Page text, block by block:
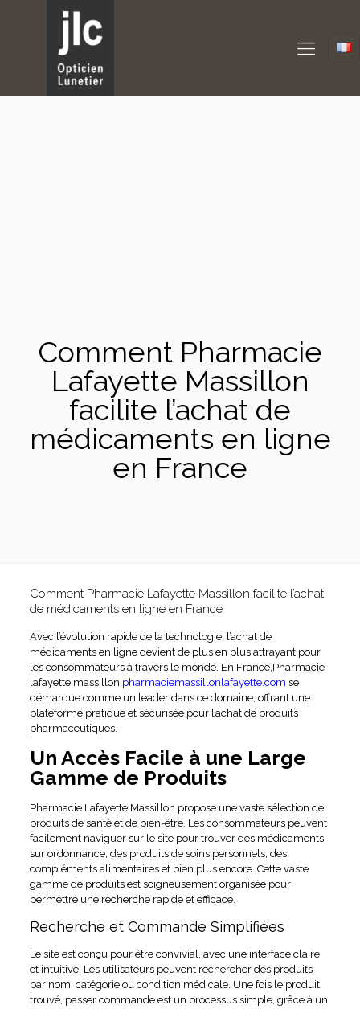
Comment Pharmacie
Lafayette Massillon
facilite l’achat de
médicaments en ligne
en France
Comment Pharmacie Lafayette Massillon facilite l’achat
de médicaments en ligne en France
Avec l’évolution rapide de la technologie, l’achat de
médicaments en ligne devient de plus en plus attrayant pour
les consommateurs à travers le monde. En France,Pharmacie
lafayette massillon pharmaciemassillonlafayette.com se
démarque comme un leader dans ce domaine, offrant une
plateforme pratique et sécurisée pour l’achat de produits
pharmaceutiques.
Un Accès Facile à une Large
Gamme de Produits
Pharmacie Lafayette Massillon propose une vaste sélection de
produits de santé et de bien-être. Les consommateurs peuvent
facilement naviguer sur le site pour trouver des médicaments
sur ordonnance, des produits de soins personnels, des
compléments alimentaires et bien plus encore. Cette vaste
gamme de produits est soigneusement organisée pour
permettre une recherche rapide et efficace.
Recherche et Commande Simplifiées
Le site est conçu pour être convivial, avec une interface claire
et intuitive. Les utilisateurs peuvent rechercher des produits
par nom, catégorie ou condition médicale. Une fois le produit
trouvé, passer commande est un processus simple, grâce à un